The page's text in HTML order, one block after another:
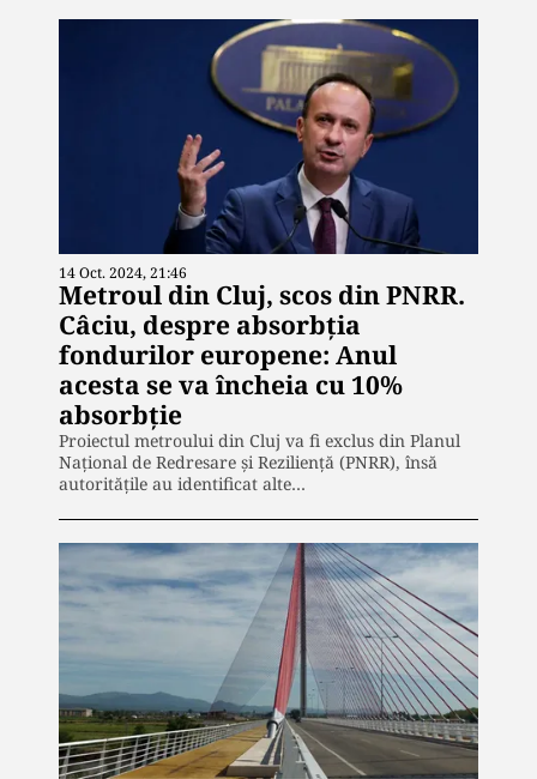
14 Oct. 2024, 21:46
Metroul din Cluj, scos din PNRR.
Câciu, despre absorbția
fondurilor europene: Anul
acesta se va încheia cu 10%
absorbţie
Proiectul metroului din Cluj va fi exclus din Planul
Național de Redresare și Reziliență (PNRR), însă
autoritățile au identificat alte…